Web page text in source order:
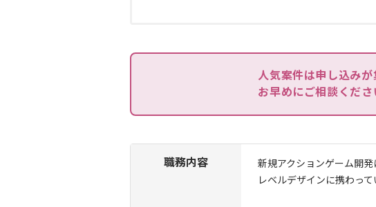
人気案件は申し込みが
お早めにご相談くださ
職務内容
新規アクションゲーム開
レベルデザインに携わって